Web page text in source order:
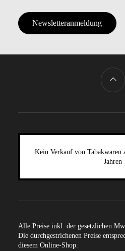
Newsletteranmeldung
Kein Verkauf von Tabakwaren
Jahren
Alle Preise inkl. der gesetzlichen
Die durchgestrichenen Preise
diesem Online-Shop.